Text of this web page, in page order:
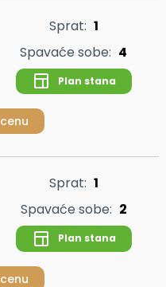
Sprat: 1
Spavaće sobe: 4
Plan stana
Sprat: 1
Spavaće sobe: 2
Plan stana